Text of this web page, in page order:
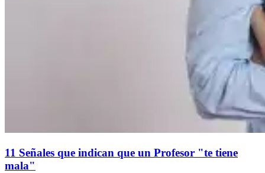
11 Señales que indican que un Profesor "te tiene
mala"